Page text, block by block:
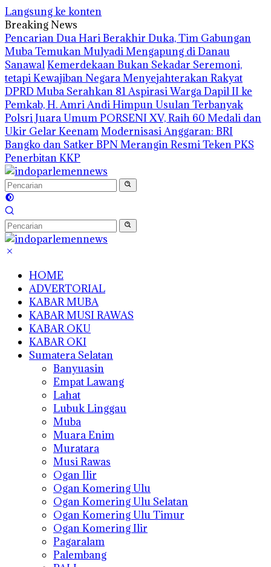
Langsung ke konten
Breaking News
Pencarian Dua Hari Berakhir Duka, Tim Gabungan
Muba Temukan Mulyadi Mengapung di Danau
SanawalKemerdekaan Bukan Sekadar Seremoni,
tetapi Kewajiban Negara Menyejahterakan Rakyat
DPRD Muba Serahkan 81 Aspirasi Warga Dapil II ke
Pemkab, H. Amri Andi Himpun Usulan Terbanyak
Polsri Juara Umum PORSENI XV, Raih 60 Medali dan
Ukir Gelar KeenamModernisasi Anggaran: BRI
Bangko dan Satker BPN Merangin Resmi Teken PKS
Penerbitan KKP
HOME
ADVERTORIAL
KABAR MUBA
KABAR MUSI RAWAS
KABAR OKU
KABAR OKI
Sumatera Selatan
Banyuasin
Empat Lawang
Lahat
Lubuk Linggau
Muba
Muara Enim
Muratara
Musi Rawas
Ogan Ilir
Ogan Komering Ulu
Ogan Komering Ulu Selatan
Ogan Komering Ulu Timur
Ogan Komering Ilir
Pagaralam
Palembang